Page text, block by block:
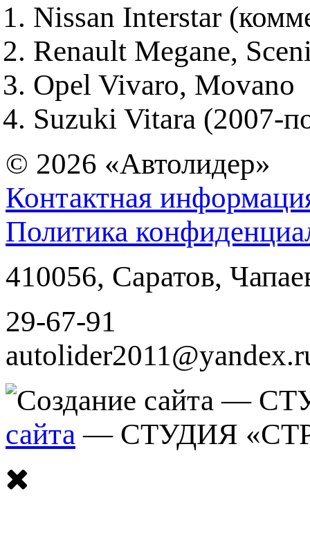
Nissan Interstar
Renault Megane,
Opel Vivaro, Movano
Suzuki Vitara (2007-
© 2026 «Автолидер»
Контактная
Политика
410056, Саратов,
29-67-91
сайта — СТУДИЯ